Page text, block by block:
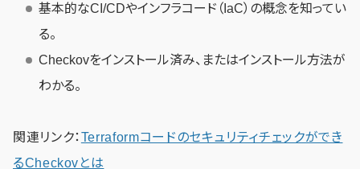
基本的なCI/CDやインフラコード（IaC）の概念を知ってい
る。
Checkovをインストール済み、またはインストール方法が
わかる。
関連リンク：Terraformコードのセキュリティチェックができ
るCheckovとは